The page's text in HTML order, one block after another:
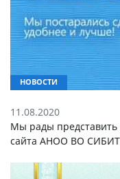
НОВОСТИ
11.08.2020
Мы рады
сайта АНОО ВО СИБИТ